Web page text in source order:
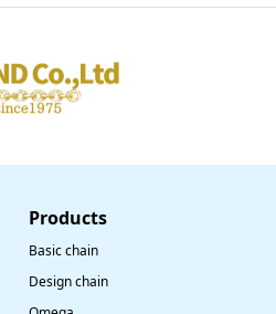
​Products
Basic chain
Design chain